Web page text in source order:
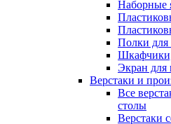
Наборные
Полки для
Шкафчики,
Экран для
Верстаки и
Все
столы
Верстаки